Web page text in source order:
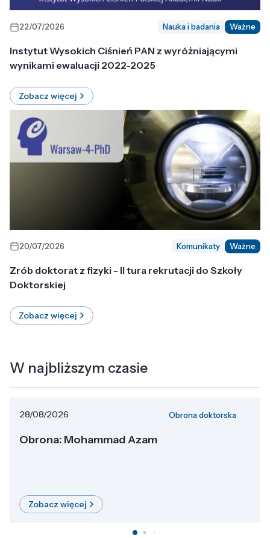
22/07/2026 Nauka i badania Ważne
Instytut Wysokich Ciśnień PAN z wyróżniającymi
wynikami ewaluacji 2022-2025
Zobacz więcej
20/07/2026 Komunikaty Ważne
Zrób doktorat z fizyki - II tura rekrutacji do Szkoły
Doktorskiej
Zobacz więcej
W najbliższym czasie
28/08/2026 Obrona doktorska
Obrona: Mohammad Azam
Zobacz więcej